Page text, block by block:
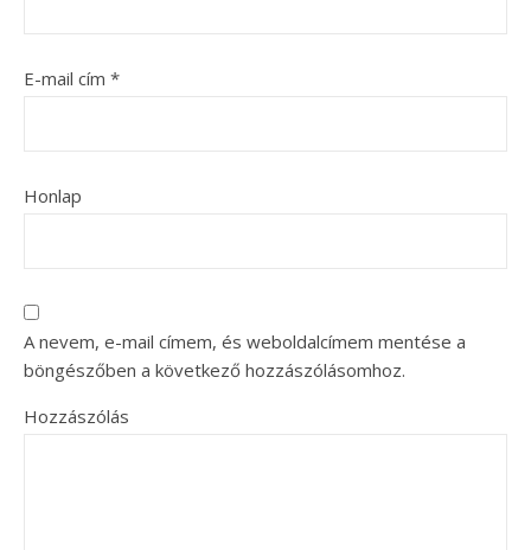
E-mail cím *
Honlap
A nevem, e-mail címem, és weboldalcímem mentése a
böngészőben a következő hozzászólásomhoz.
Hozzászólás